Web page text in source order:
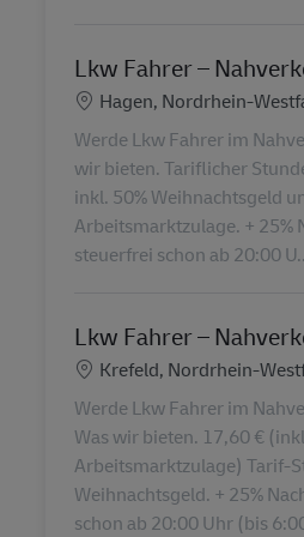
Lkw Fahrer –
Locatie
Hagen, Nordrhein-
Werde Lkw Fahrer im
wir bieten. Tariflicher
inkl. 50% Weihnachtsgeld
Arbeitsmarktzulage. + 25%
steuerfrei schon ab 20:00
Lkw Fahrer –
Locatie
Krefeld, Nordrhein-
Werde Lkw Fahrer im
Was wir bieten. 17,60 €
Arbeitsmarktzulage) Tarif-
Weihnachtsgeld. + 25%
schon ab 20:00 Uhr (bis